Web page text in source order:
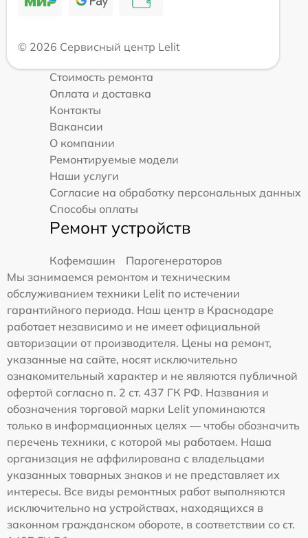
© 2026 Сервисный центр Lelit
Стоимость ремонта
Оплата и доставка
Контакты
Вакансии
О компании
Ремонтируемые модели
Наши услуги
Согласие на обработку персональных данных
Способы оплаты
Ремонт устройств
Кофемашин
Парогенераторов
Мы занимаемся ремонтом и техническим
обслуживанием техники Lelit по истечении
гарантийного периода. Наш центр в Краснодаре
работает независимо и не имеет официальной
авторизации от производителя. Цены на ремонт,
указанные на сайте, носят исключительно
ознакомительный характер и не являются публичной
офертой согласно п. 2 ст. 437 ГК РФ. Названия и
обозначения торговой марки Lelit упоминаются
только в информационных целях — чтобы обозначить
перечень техники, с которой мы работаем. Наша
организация не аффилирована с владельцами
указанных товарных знаков и не представляет их
интересы. Все виды ремонтных работ выполняются
исключительно на устройствах, находящихся в
законном гражданском обороте, в соответствии со ст.